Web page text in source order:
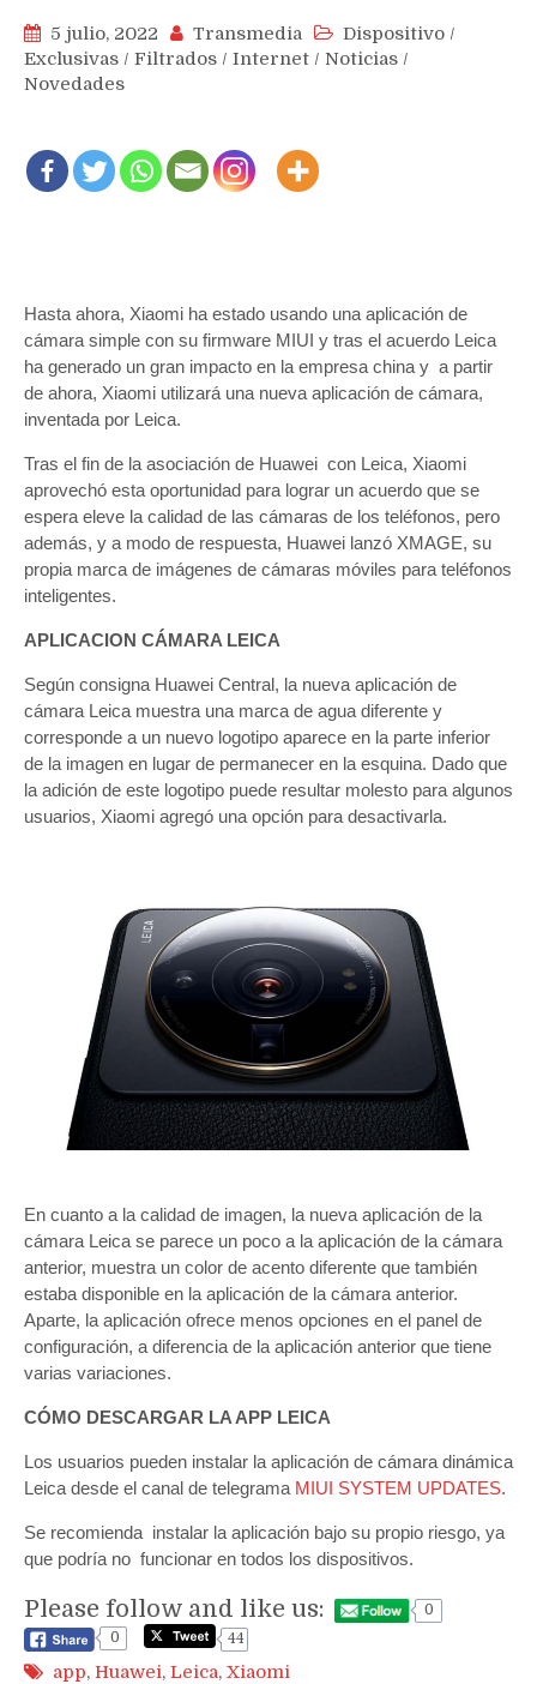
5 julio, 2022 Transmedia Dispositivo /
Exclusivas / Filtrados / Internet / Noticias /
Novedades
Hasta ahora, Xiaomi ha estado usando una aplicación de
cámara simple con su firmware MIUI y tras el acuerdo Leica
ha generado un gran impacto en la empresa china y a partir
de ahora, Xiaomi utilizará una nueva aplicación de cámara,
inventada por Leica.
Tras el fin de la asociación de Huawei con Leica, Xiaomi
aprovechó esta oportunidad para lograr un acuerdo que se
espera eleve la calidad de las cámaras de los teléfonos, pero
además, y a modo de respuesta, Huawei lanzó XMAGE, su
propia marca de imágenes de cámaras móviles para teléfonos
inteligentes.
APLICACION CÁMARA LEICA
Según consigna Huawei Central, la nueva aplicación de
cámara Leica muestra una marca de agua diferente y
corresponde a un nuevo logotipo aparece en la parte inferior
de la imagen en lugar de permanecer en la esquina. Dado que
la adición de este logotipo puede resultar molesto para algunos
usuarios, Xiaomi agregó una opción para desactivarla.
En cuanto a la calidad de imagen, la nueva aplicación de la
cámara Leica se parece un poco a la aplicación de la cámara
anterior, muestra un color de acento diferente que también
estaba disponible en la aplicación de la cámara anterior.
Aparte, la aplicación ofrece menos opciones en el panel de
configuración, a diferencia de la aplicación anterior que tiene
varias variaciones.
CÓMO DESCARGAR LA APP LEICA
Los usuarios pueden instalar la aplicación de cámara dinámica
Leica desde el canal de telegrama MIUI SYSTEM UPDATES.
Se recomienda instalar la aplicación bajo su propio riesgo, ya
que podría no funcionar en todos los dispositivos.
Please follow and like us:
0
0
44
app, Huawei, Leica, Xiaomi